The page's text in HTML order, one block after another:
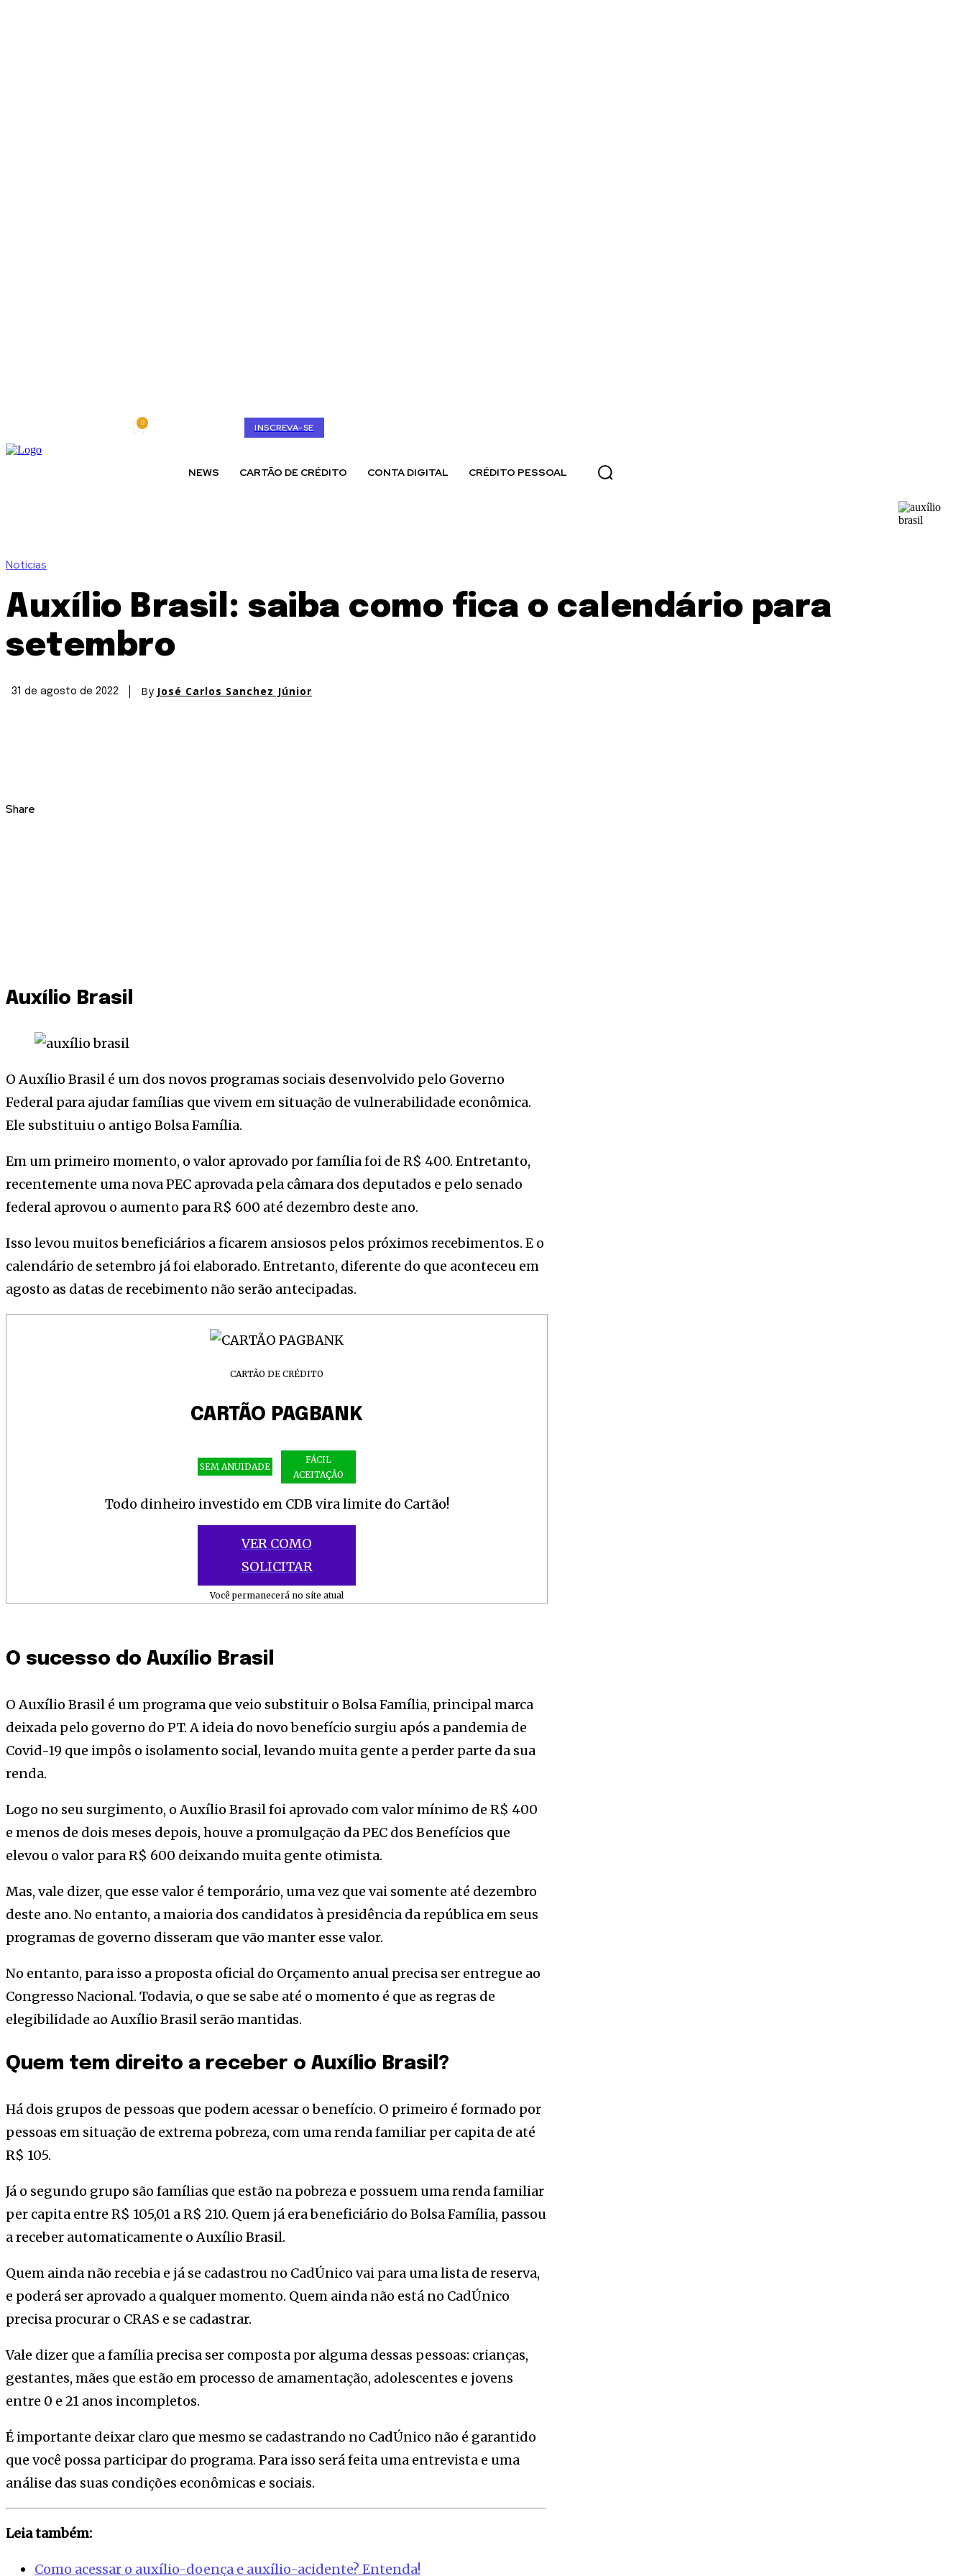
0 INSCREVA-SE
NEWS CARTÃO DE CRÉDITO CONTA DIGITAL CRÉDITO PESSOAL
Notícias
Auxílio Brasil: saiba como fica o calendário para
setembro
31 de agosto de 2022 By José Carlos Sanchez Júnior
Share
Auxílio Brasil
O Auxílio Brasil é um dos novos programas sociais desenvolvido pelo Governo
Federal para ajudar famílias que vivem em situação de vulnerabilidade econômica.
Ele substituiu o antigo Bolsa Família.
Em um primeiro momento, o valor aprovado por família foi de R$ 400. Entretanto,
recentemente uma nova PEC aprovada pela câmara dos deputados e pelo senado
federal aprovou o aumento para R$ 600 até dezembro deste ano.
Isso levou muitos beneficiários a ficarem ansiosos pelos próximos recebimentos. E o
calendário de setembro já foi elaborado. Entretanto, diferente do que aconteceu em
agosto as datas de recebimento não serão antecipadas.
CARTÃO DE CRÉDITO
CARTÃO PAGBANK
SEM ANUIDADE
FÁCIL
ACEITAÇÃO
Todo dinheiro investido em CDB vira limite do Cartão!
VER COMO
SOLICITAR
Você permanecerá no site atual
O sucesso do Auxílio Brasil
O Auxílio Brasil é um programa que veio substituir o Bolsa Família, principal marca
deixada pelo governo do PT. A ideia do novo benefício surgiu após a pandemia de
Covid-19 que impôs o isolamento social, levando muita gente a perder parte da sua
renda.
Logo no seu surgimento, o Auxílio Brasil foi aprovado com valor mínimo de R$ 400
e menos de dois meses depois, houve a promulgação da PEC dos Benefícios que
elevou o valor para R$ 600 deixando muita gente otimista.
Mas, vale dizer, que esse valor é temporário, uma vez que vai somente até dezembro
deste ano. No entanto, a maioria dos candidatos à presidência da república em seus
programas de governo disseram que vão manter esse valor.
No entanto, para isso a proposta oficial do Orçamento anual precisa ser entregue ao
Congresso Nacional. Todavia, o que se sabe até o momento é que as regras de
elegibilidade ao Auxílio Brasil serão mantidas.
Quem tem direito a receber o Auxílio Brasil?
Há dois grupos de pessoas que podem acessar o benefício. O primeiro é formado por
pessoas em situação de extrema pobreza, com uma renda familiar per capita de até
R$ 105.
Já o segundo grupo são famílias que estão na pobreza e possuem uma renda familiar
per capita entre R$ 105,01 a R$ 210. Quem já era beneficiário do Bolsa Família, passou
a receber automaticamente o Auxílio Brasil.
Quem ainda não recebia e já se cadastrou no CadÚnico vai para uma lista de reserva,
e poderá ser aprovado a qualquer momento. Quem ainda não está no CadÚnico
precisa procurar o CRAS e se cadastrar.
Vale dizer que a família precisa ser composta por alguma dessas pessoas: crianças,
gestantes, mães que estão em processo de amamentação, adolescentes e jovens
entre 0 e 21 anos incompletos.
É importante deixar claro que mesmo se cadastrando no CadÚnico não é garantido
que você possa participar do programa. Para isso será feita uma entrevista e uma
análise das suas condições econômicas e sociais.
Leia também:
Como acessar o auxílio-doença e auxílio-acidente? Entenda!